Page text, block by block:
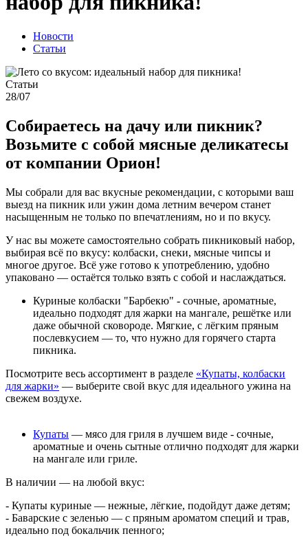
Новости
Статьи
Статьи
28/07
Собираетесь на дачу или пикник?
Возьмите с собой мясные деликатесы
от компании Орион!
Мы собрали для вас вкусные рекомендации, с которыми ваш
выезд на пикник или ужин дома летним вечером станет
насыщенным не только по впечатлениям, но и по вкусу.
У нас вы можете самостоятельно собрать пикниковый набор,
выбирая всё по вкусу: колбаски, снеки, мясные чипсы и
многое другое. Всё уже готово к употреблению, удобно
упаковано — остаётся только взять с собой и наслаждаться.
Куриные колбаски "Барбекю" - сочные, ароматные,
идеально подходят для жарки на мангале, решётке или
даже обычной сковороде. Мягкие, с лёгким пряным
послевкусием — то, что нужно для горячего старта
пикника.
Посмотрите весь ассортимент в разделе «Купаты, колбаски
для жарки» — выберите свой вкус для идеального ужина на
свежем воздухе.
Купаты — мясо для гриля в лучшем виде - сочные,
ароматные и очень сытные отлично подходят для жарки
на мангале или гриле.
В наличии — на любой вкус:
- Купаты куриные — нежные, лёгкие, подойдут даже детям;
- Баварские с зеленью — с пряным ароматом специй и трав,
идеально под бокальчик пенного;